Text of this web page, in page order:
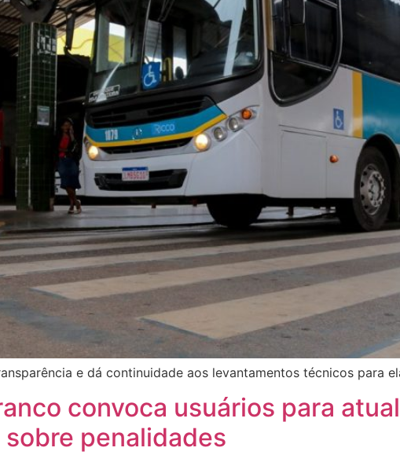
e dá continuidade aos levantamentos técnicos para
convoca usuários para
penalidades